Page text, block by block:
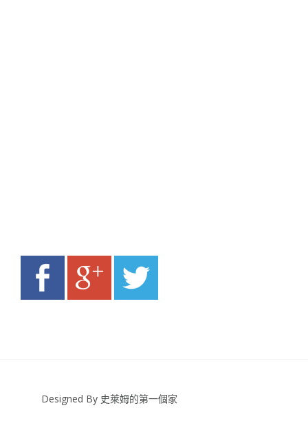
Designed By 史萊姆的第一個家